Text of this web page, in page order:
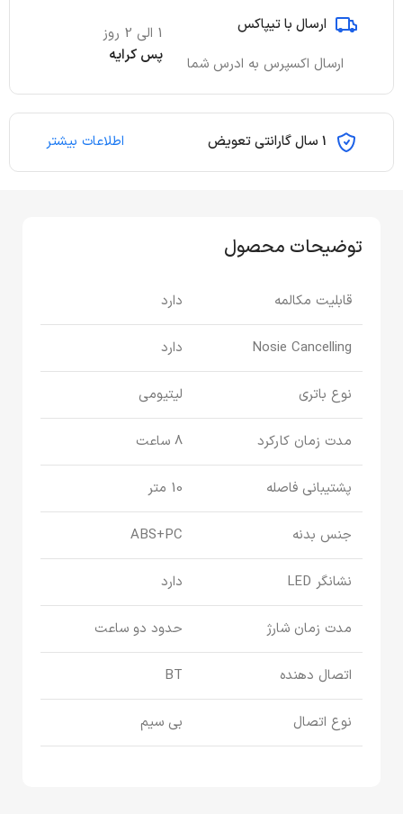
ارسال با تیپاکس
ارسال اکسپرس به ادرس شما
1 الی 2 روز
پس کرایه
1 سال گارانتی تعویض اطلاعات بیشتر
توضیحات محصول
قابلیت مکالمه دارد
Nosie Cancelling دارد
نوع باتری لیتیومی
مدت زمان کارکرد 8 ساعت
پشتیبانی فاصله 10 متر
جنس بدنه ABS+PC
نشانگر LED دارد
مدت زمان شارژ حدود دو ساعت
اتصال دهنده BT
نوع اتصال بی سیم